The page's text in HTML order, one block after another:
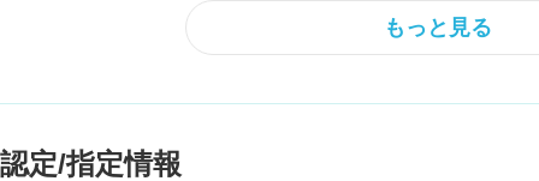
もっと見る
認定/指定情報